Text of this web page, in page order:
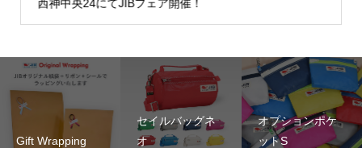
西神中央24にてJIBフェア開催！
Gift Wrapping
セイルバッグネ
オ
オプションポケ
ットS